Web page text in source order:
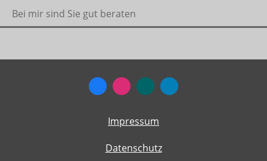
Bei mir sind Sie gut beraten
Impressum
Datenschutz